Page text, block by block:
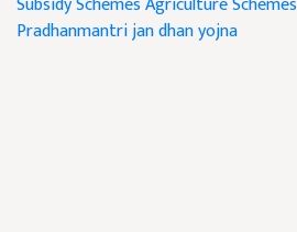
Pradhanmantri jan dhan yojna